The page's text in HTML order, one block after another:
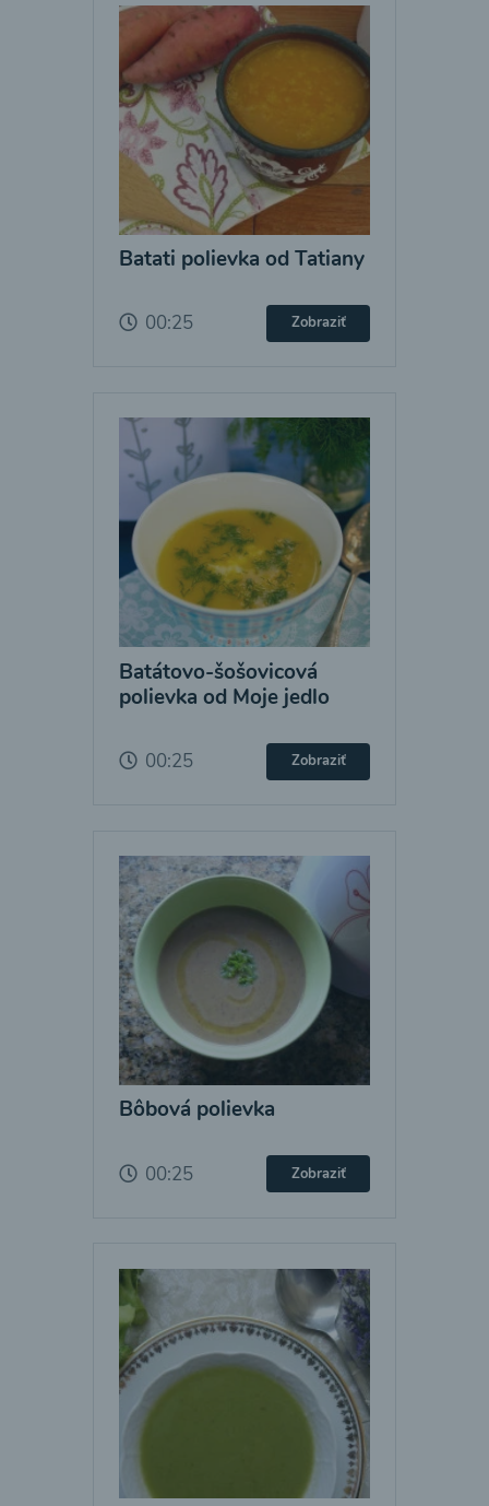
Batati polievka od Tatiany
00:25 Zobraziť
Batátovo-šošovicová
polievka od Moje jedlo
00:25 Zobraziť
Bôbová polievka
00:25 Zobraziť